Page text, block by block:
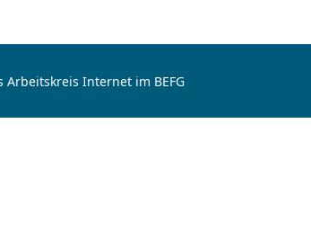
Internet im BEFG